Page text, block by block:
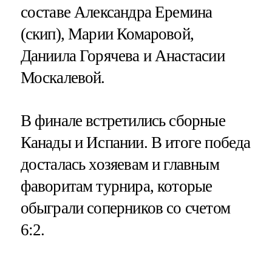
составе Александра Еремина
(скип), Марии Комаровой,
Даниила Горячева и Анастасии
Москалевой.
В финале встретились сборные
Канады и Испании. В итоге победа
досталась хозяевам и главным
фаворитам турнира, которые
обыграли соперников со счетом
6:2.